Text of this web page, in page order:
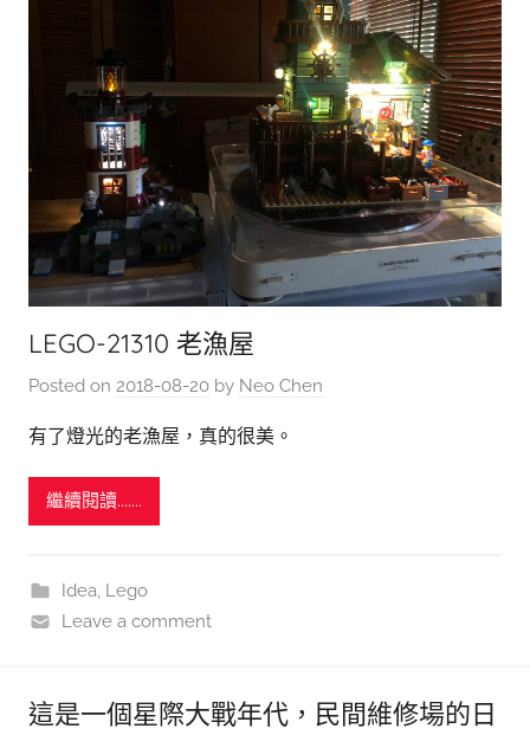
LEGO-21310 老漁屋
Posted on 2018-08-20 by Neo Chen
有了燈光的老漁屋，真的很美。
繼續閱讀.......
Idea, Lego
Leave a comment
這是一個星際大戰年代，民間維修場的日